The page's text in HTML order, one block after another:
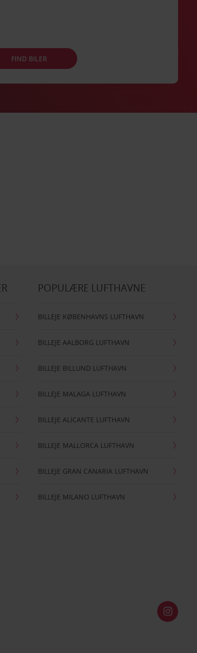
FIND BILER
POPULÆRE LUFTHAVNE
BILLEJE KØBENHAVNS LUFTHAVN
BILLEJE AALBORG LUFTHAVN
BILLEJE BILLUND LUFTHAVN
BILLEJE MALAGA LUFTHAVN
BILLEJE ALICANTE LUFTHAVN
BILLEJE MALLORCA LUFTHAVN
BILLEJE GRAN CANARIA LUFTHAVN
BILLEJE MILANO LUFTHAVN